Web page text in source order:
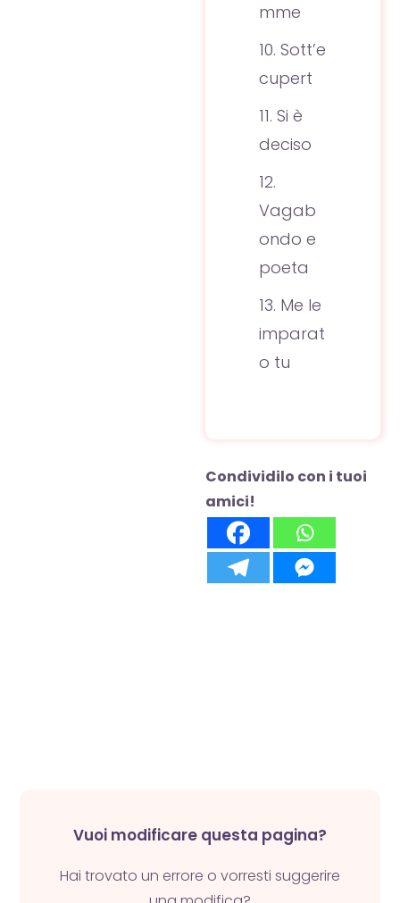
mme
Sott’e
cupert
Si è
deciso
Vagab
ondo e
poeta
Me le
imparat
o tu
Condividilo con i tuoi
amici!
Vuoi modificare questa pagina?
Hai trovato un errore o vorresti suggerire